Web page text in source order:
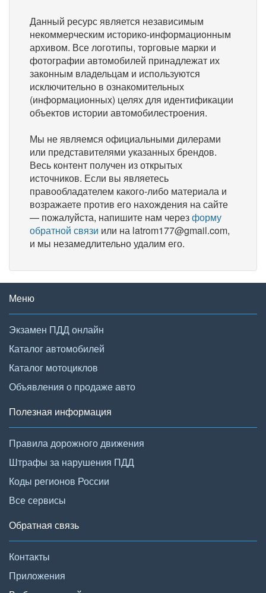
Данный ресурс является независимым
некоммерческим историко-информационным
архивом. Все логотипы, торговые марки и
фотографии автомобилей принадлежат их
законным владельцам и используются
исключительно в ознакомительных
(информационных) целях для идентификации
объектов истории автомобилестроения.
Мы не являемся официальными дилерами
или представителями указанных брендов.
Весь контент получен из открытых
источников. Если вы являетесь
правообладателем какого-либо материала и
возражаете против его нахождения на сайте
— пожалуйста, напишите нам черезформу
обратной связи или на latrom177@gmail.com,
и мы незамедлительно удалим его.
Меню
Экзамен ПДД онлайн
Каталог автомобилей
Каталог мотоциклов
Объявления о продаже авто
Полезная информация
Правила дорожного движения
Штрафы за нарушения ПДД
Коды регионов России
Все сервисы
Обратная связь
Контакты
Приложения